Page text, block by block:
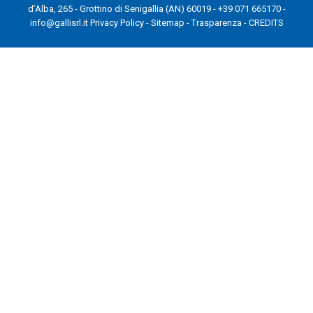
d’Alba, 265 - Grottino di Senigallia (AN) 60019 - +39 071 665170 -
info@gallisrl.it Privacy Policy- Sitemap -Trasparenza- CREDITS